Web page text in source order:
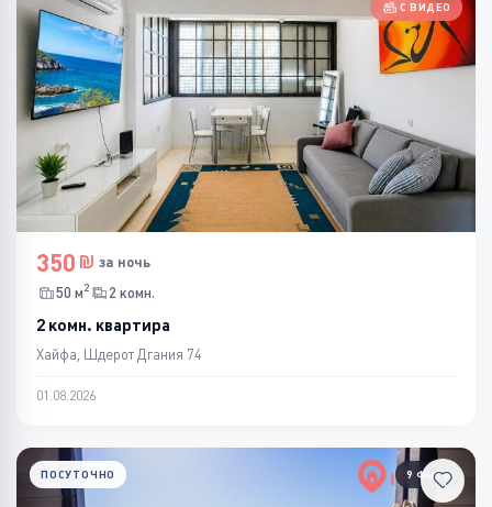
С ВИДЕО
350
за ночь
50 м2 2 комн.
2 комн. квартира
Хайфа, Шдерот Дгания 74
01.08.2026
9 ФОТО
ПОСУТОЧНО